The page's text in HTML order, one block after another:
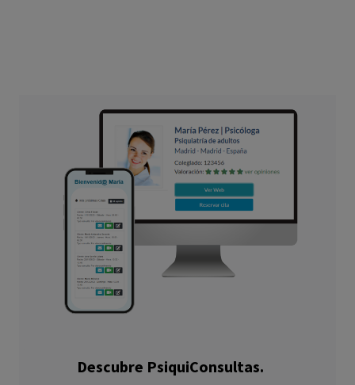
Descubre PsiquiConsultas.